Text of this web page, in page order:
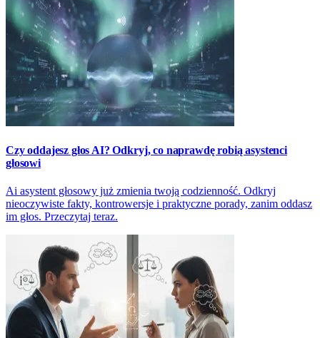
Czy oddajesz głos AI? Odkryj, co naprawdę robią asystenci
głosowi
Ai asystent głosowy już zmienia twoją codzienność. Odkryj
nieoczywiste fakty, kontrowersje i praktyczne porady, zanim oddasz
im głos. Przeczytaj teraz.